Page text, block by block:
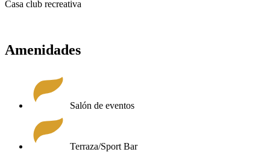
Casa club recreativa
Amenidades
Salón de eventos
Terraza/Sport Bar